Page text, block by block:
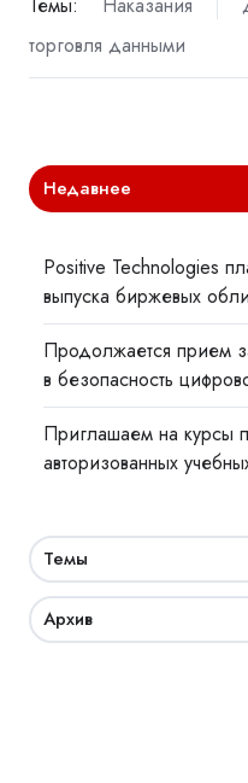
торговля данными
Недавнее
Positive Technologies
выпуска биржевых
Продолжается прием
в безопасность
Приглашаем на курсы
авторизованных
Темы
Архив